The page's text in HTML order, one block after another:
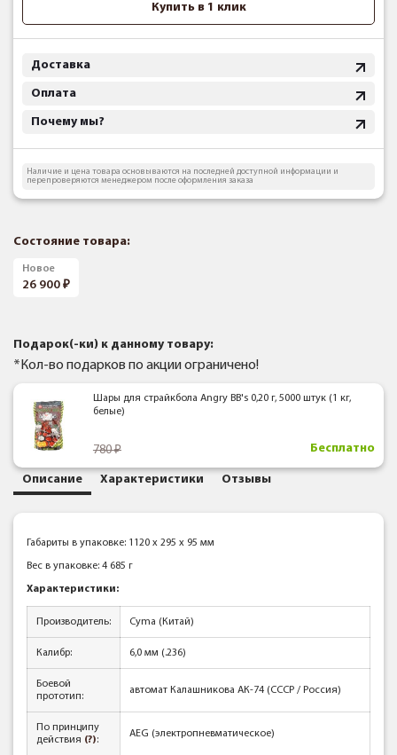
Купить в 1 клик
Доставка
Оплата
Почему мы?
Наличие и цена товара основываются на последней доступной информации и
перепроверяются менеджером после оформления заказа
Состояние товара:
Новое
26 900
Подарок(-ки) к данному товару:
*Кол-во подарков по акции ограничено!
Шары для страйкбола Angry BB's 0,20 г, 5000 штук (1 кг,
белые)
780 Бесплатно
Описание Характеристики Отзывы
Габариты в упаковке: 1120 x 295 x 95 мм
Вес в упаковке: 4 685 г
Характеристики:
Производитель: Cyma (Китай)
Калибр: 6,0 мм (.236)
Боевой
прототип:
автомат Калашникова АК-74 (СССР / Россия)
По принципу
действия (?):
AEG (электропневматическое)